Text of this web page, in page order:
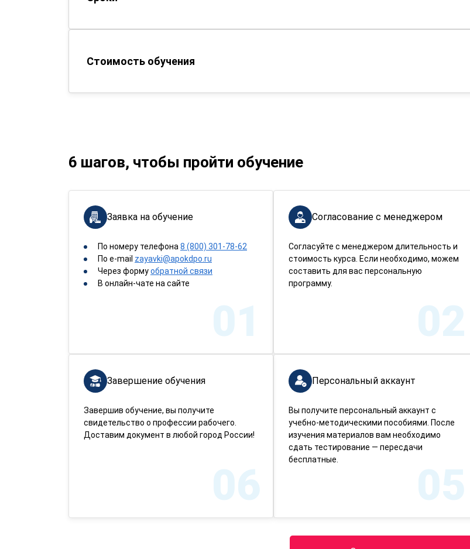
Стоимость обучения
6 шагов, чтобы пройти обучение
Заявка на обучение
По номеру телефона 8 (800) 301-78-62
По e-mail zayavki@apokdpo.ru
Через формуобратной связи
В онлайн-чате на сайте
01
Согласование с менеджером
Согласуйте с менеджером длительность и
стоимость курса. Если необходимо, можем
составить для вас персональную
программу.
02
Персональный аккаунт
Вы получите персональный аккаунт с
учебно-методическими пособиями. После
изучения материалов вам необходимо
сдать тестирование — пересдачи
бесплатные.
05
Завершение обучения
Завершив обучение, вы получите
свидетельство о профессии рабочего.
Доставим документ в любой город России!
06